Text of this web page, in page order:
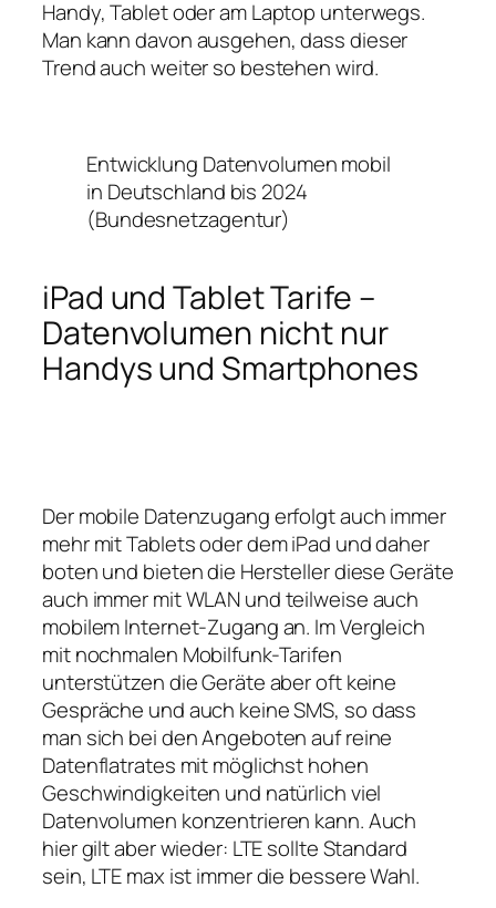
Handy, Tablet oder am Laptop unterwegs.
Man kann davon ausgehen, dass dieser
Trend auch weiter so bestehen wird.
Entwicklung Datenvolumen mobil
in Deutschland bis 2024
(Bundesnetzagentur)
iPad und Tablet Tarife –
Datenvolumen nicht nur
Handys und Smartphones
Der mobile Datenzugang erfolgt auch immer
mehr mit Tablets oder dem iPad und daher
boten und bieten die Hersteller diese Geräte
auch immer mit WLAN und teilweise auch
mobilem Internet-Zugang an. Im Vergleich
mit nochmalen Mobilfunk-Tarifen
unterstützen die Geräte aber oft keine
Gespräche und auch keine SMS, so dass
man sich bei den Angeboten auf reine
Datenflatrates mit möglichst hohen
Geschwindigkeiten und natürlich viel
Datenvolumen konzentrieren kann. Auch
hier gilt aber wieder: LTE sollte Standard
sein, LTE max ist immer die bessere Wahl.